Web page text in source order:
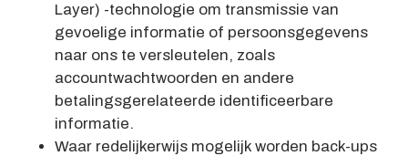
Layer) -technologie om transmissie van
gevoelige informatie of persoonsgegevens
naar ons te versleutelen, zoals
accountwachtwoorden en andere
betalingsgerelateerde identificeerbare
informatie.
Waar redelijkerwijs mogelijk worden back-ups